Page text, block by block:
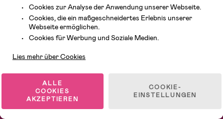
BS Toys Flip Tennis Wurf- und
Fangspiel
16,99 €
(0)
BS Toys Fußballkrocket
Cookies zur Analyse der Anwendung unserer Webseite.
Cookies, die ein maßgeschneidertes Erlebnis unserer
Webseite ermöglichen.
Cookies für Werbung und Soziale Medien.
Lies mehr über Cookies
ALLE
COOKIES
AKZEPTIEREN
COOKIE-
EINSTELLUNGEN